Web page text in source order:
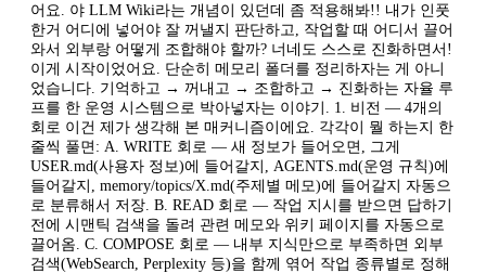
어요. 야 LLM Wiki라는 개념이 있던데 좀 적용해봐!! 내가 인풋
한거 어디에 넣어야 잘 꺼낼지 판단하고, 작업할 때 어디서 끌어
와서 외부랑 어떻게 조합해야 할까? 너네도 스스로 진화하면서!
이게 시작이었어요. 단순히 메모리 폴더를 정리하자는 게 아니
었습니다. 기억하고 → 꺼내고 → 조합하고 → 진화하는 자율 루
프를 한 운영 시스템으로 박아넣자는 이야기. 1. 비전 — 4개의
회로 이건 제가 생각해 본 매커니즘이에요. 각각이 뭘 하는지 한
줄씩 풀면: A. WRITE 회로 — 새 정보가 들어오면, 그게
USER.md(사용자 정보)에 들어갈지, AGENTS.md(운영 규칙)에
들어갈지, memory/topics/X.md(주제별 메모)에 들어갈지 자동으
로 분류해서 저장. B. READ 회로 — 작업 지시를 받으면 답하기
전에 시맨틱 검색을 돌려 관련 메모와 위키 페이지를 자동으로
끌어옴. C. COMPOSE 회로 — 내부 지식만으로 부족하면 외부
검색(WebSearch, Perplexity 등)을 함께 엮어 작업 종류별로 정해